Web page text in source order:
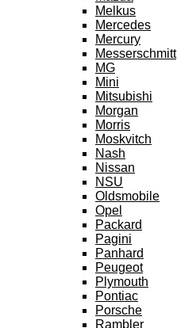
Melkus
Mercedes
Mercury
Messerschmitt
MG
Mini
Mitsubishi
Morgan
Morris
Moskvitch
Nash
Nissan
NSU
Oldsmobile
Opel
Packard
Pagini
Panhard
Peugeot
Plymouth
Pontiac
Porsche
Rambler